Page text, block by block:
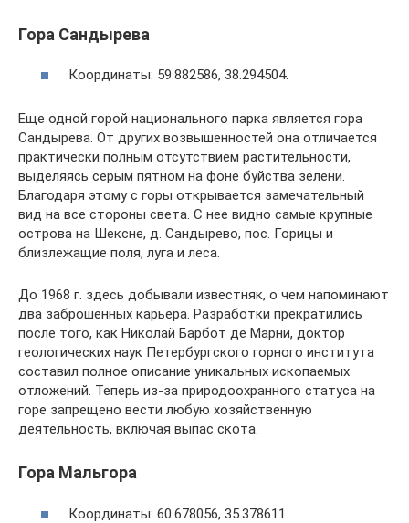
Гора Сандырева
Координаты: 59.882586, 38.294504.
Еще одной горой национального парка является гора
Сандырева. От других возвышенностей она отличается
практически полным отсутствием растительности,
выделяясь серым пятном на фоне буйства зелени.
Благодаря этому с горы открывается замечательный
вид на все стороны света. С нее видно самые крупные
острова на Шексне, д. Сандырево, пос. Горицы и
близлежащие поля, луга и леса.
До 1968 г. здесь добывали известняк, о чем напоминают
два заброшенных карьера. Разработки прекратились
после того, как Николай Барбот де Марни, доктор
геологических наук Петербургского горного института
составил полное описание уникальных ископаемых
отложений. Теперь из-за природоохранного статуса на
горе запрещено вести любую хозяйственную
деятельность, включая выпас скота.
Гора Мальгора
Координаты: 60.678056, 35.378611.